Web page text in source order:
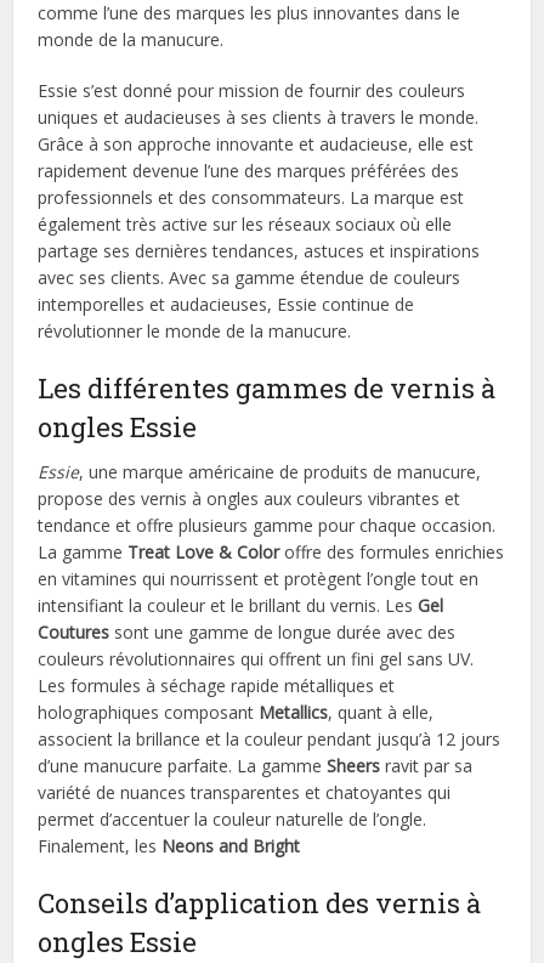
comme l’une des marques les plus innovantes dans le
monde de la manucure.
Essie s’est donné pour mission de fournir des couleurs
uniques et audacieuses à ses clients à travers le monde.
Grâce à son approche innovante et audacieuse, elle est
rapidement devenue l’une des marques préférées des
professionnels et des consommateurs. La marque est
également très active sur les réseaux sociaux où elle
partage ses dernières tendances, astuces et inspirations
avec ses clients. Avec sa gamme étendue de couleurs
intemporelles et audacieuses, Essie continue de
révolutionner le monde de la manucure.
Les différentes gammes de vernis à
ongles Essie
Essie, une marque américaine de produits de manucure,
propose des vernis à ongles aux couleurs vibrantes et
tendance et offre plusieurs gamme pour chaque occasion.
La gamme Treat Love & Coloroffre des formules enrichies
en vitamines qui nourrissent et protègent l’ongle tout en
intensifiant la couleur et le brillant du vernis. LesGel
Coutures sont une gamme de longue durée avec des
couleurs révolutionnaires qui offrent un fini gel sans UV.
Les formules à séchage rapide métalliques et
holographiques composant Metallics, quant à elle,
associent la brillance et la couleur pendant jusqu’à 12 jours
d’une manucure parfaite. La gammeSheers ravit par sa
variété de nuances transparentes et chatoyantes qui
permet d’accentuer la couleur naturelle de l’ongle.
Finalement, les Neons and Bright
Conseils d’application des vernis à
ongles Essie